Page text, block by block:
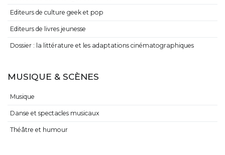
Editeurs de culture geek et pop
Editeurs de livres jeunesse
Dossier : la littérature et les adaptations cinématographiques
MUSIQUE & SCÈNES
Musique
Danse et spectacles musicaux
Théâtre et humour